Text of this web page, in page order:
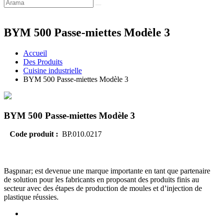
BYM 500 Passe-miettes Modèle 3
Accueil
Des Produits
Cuisine industrielle
BYM 500 Passe-miettes Modèle 3
BYM 500 Passe-miettes Modèle 3
Code produit : BP.010.0217
Başpınar; est devenue une marque importante en tant que partenaire
de solution pour les fabricants en proposant des produits finis au
secteur avec des étapes de production de moules et d’injection de
plastique réussies.